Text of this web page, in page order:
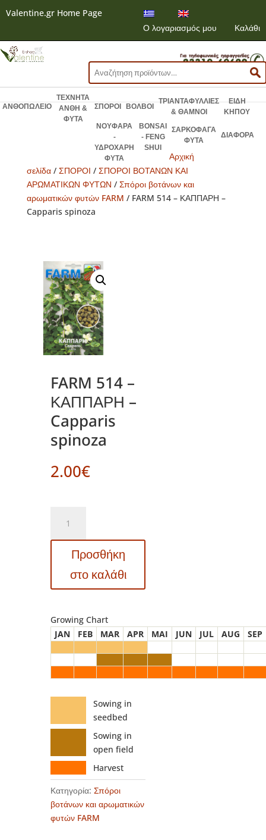
Valentine.gr Home Page
Ο λογαριασμός μου
Καλάθι
Αναζήτηση
για:
ΑΝΘΟΠΩΛΕΙΟ
ΤΕΧΝΗΤΑ
ΑΝΘΗ &
ΦΥΤΑ
ΣΠΟΡΟΙ ΒΟΛΒΟΙ
ΤΡΙΑΝΤΑΦΥΛΛΙΕΣ
& ΘΑΜΝΟΙ
ΕΙΔΗ
ΚΗΠΟΥ
ΝΟΥΦΑΡΑ
-
ΥΔΡΟΧΑΡΗ
ΦΥΤΑ
BONSAI
- FENG
SHUI
ΣΑΡΚΟΦΑΓΑ
ΦΥΤΑ
ΔΙΑΦΟΡΑ
Αρχική
σελίδα/ ΣΠΟΡΟΙ / ΣΠΟΡΟΙ ΒΟΤΑΝΩΝ ΚΑΙ
ΑΡΩΜΑΤΙΚΩΝ ΦΥΤΩΝ / Σπόροι βοτάνων και
αρωματικών φυτών FARM / FARM 514 – ΚΑΠΠΑΡΗ –
Capparis spinoza
FARM 514 –
ΚΑΠΠΑΡΗ –
Capparis
spinoza
2.00€
-
ΚΑΠΠΑΡΗ
Capparis
Προσθήκη
στο καλάθι
Growing Chart
JAN
FEB MAR APR MAI JUN JUL AUG SEP
Sowing in
seedbed
Sowing in
open field
Harvest
Κατηγορία: Σπόροι
βοτάνων και αρωματικών
φυτών FARM